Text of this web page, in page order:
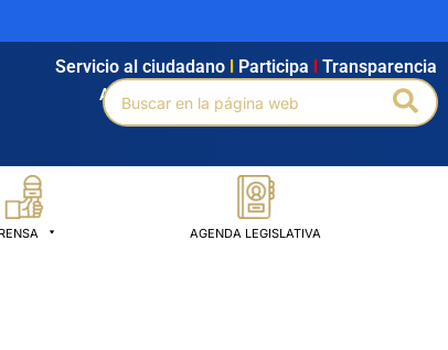
Agendamiento Intranet Búsqueda avanzada
Servicio al ciudadano Participa Transparencia
Buscar
por:
AGENDA LEGISLATIVA